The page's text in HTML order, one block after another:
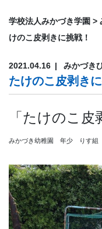
学校法人みかづき学園 >
けのこ皮剥きに挑戦！
2021.04.16 みかづき
たけのこ皮剥きに
「たけのこ皮
みかづき幼稚園 年少 りす組